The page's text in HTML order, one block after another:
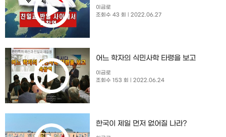
이금로
조회수 43 회
| 2022.06.27
어느 학자의 식민사학 타령을 보고
이금로
조회수 153 회
| 2022.06.24
한국이 제일 먼저 없어질 나라?